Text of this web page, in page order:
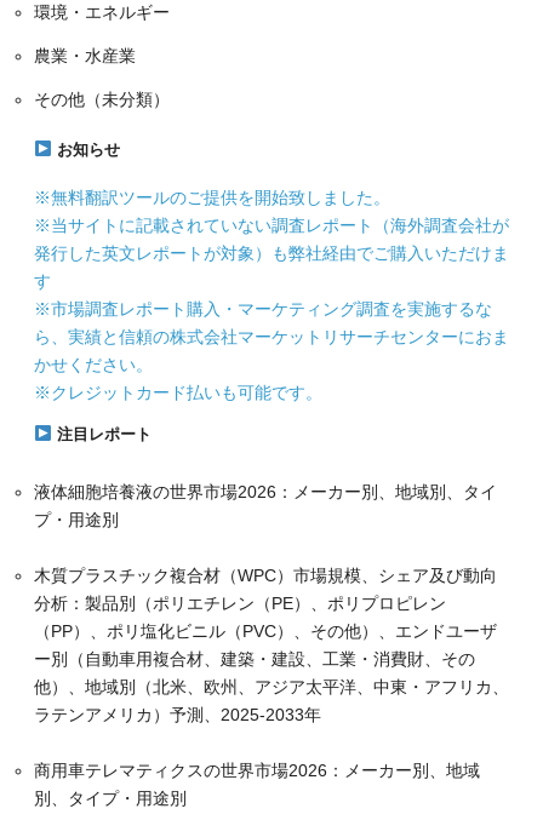
環境・エネルギー
農業・水産業
その他（未分類）
お知らせ
※無料翻訳ツールのご提供を開始致しました。
※当サイトに記載されていない調査レポート（海外調査会社が
発行した英文レポートが対象）も弊社経由でご購入いただけま
す
※市場調査レポート購入・マーケティング調査を実施するな
ら、実績と信頼の株式会社マーケットリサーチセンターにおま
かせください。
※クレジットカード払いも可能です。
注目レポート
液体細胞培養液の世界市場2026：メーカー別、地域別、タイ
プ・用途別
木質プラスチック複合材（WPC）市場規模、シェア及び動向
分析：製品別（ポリエチレン（PE）、ポリプロピレン
（PP）、ポリ塩化ビニル（PVC）、その他）、エンドユーザ
ー別（自動車用複合材、建築・建設、工業・消費財、その
他）、地域別（北米、欧州、アジア太平洋、中東・アフリカ、
ラテンアメリカ）予測、2025-2033年
商用車テレマティクスの世界市場2026：メーカー別、地域
別、タイプ・用途別